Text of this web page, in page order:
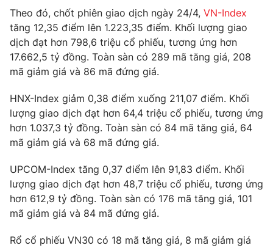
THỜI BÁO VTV
Theo dõi báo trên
Cơ quan chủ quản:Đài Truyền hình Việt Nam
Cơ quan báo chí:
Thời báo VTV
Giấy phép hoạt động báo in và báo điện tử số 483/GP-BTTTT
cấp ngày 29/12/2023
Tổng Biên tập:Vũ Thanh Thủy
Nguyễn Trọng Ninh
Theo đó, chốt phiên giao dịch ngày 24/4, VN-Index
tăng 12,35 điểm lên 1.223,35 điểm. Khối lượng giao
dịch đạt hơn 798,6 triệu cổ phiếu, tương ứng hơn
17.662,5 tỷ đồng. Toàn sàn có 289 mã tăng giá, 208
mã giảm giá và 86 mã đứng giá.
HNX-Index giảm 0,38 điểm xuống 211,07 điểm. Khối
lượng giao dịch đạt hơn 64,4 triệu cổ phiếu, tương ứng
hơn 1.037,3 tỷ đồng. Toàn sàn có 84 mã tăng giá, 64
mã giảm giá và 68 mã đứng giá.
UPCOM-Index tăng 0,37 điểm lên 91,83 điểm. Khối
lượng giao dịch đạt hơn 48,7 triệu cổ phiếu, tương ứng
hơn 612,9 tỷ đồng. Toàn sàn có 176 mã tăng giá, 101
mã giảm giá và 84 mã đứng giá.
Rổ cổ phiếu VN30 có 18 mã tăng giá, 8 mã giảm giá